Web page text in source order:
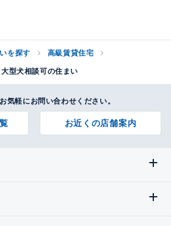
を探す 高級賃貸住宅
大型犬相談可の住まい
気軽にお問い合わせください。
お近くの店舗案内